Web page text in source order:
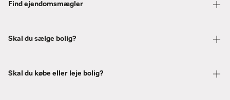
Find ejendomsmægler
Skal du sælge bolig?
Skal du købe eller leje bolig?